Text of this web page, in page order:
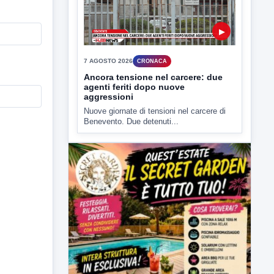
▶
7 AGOSTO 2026 CRONACA
Ancora tensione nel carcere: due
agenti feriti dopo nuove
aggressioni
Nuove giornate di tensioni nel carcere di
Benevento. Due detenuti...